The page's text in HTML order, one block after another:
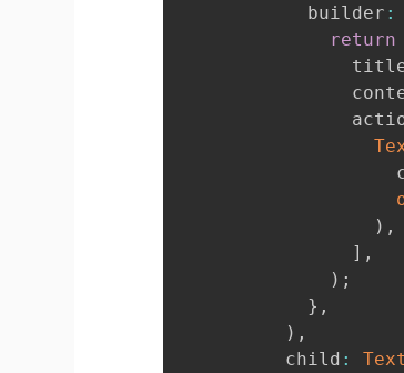
            builder
:
return
) ,
] ,
) ;
} ,
) ,
          child
: Text